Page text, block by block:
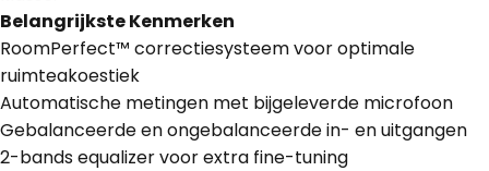
Belangrijkste Kenmerken
RoomPerfect™ correctiesysteem voor optimale
ruimteakoestiek
Automatische metingen met bijgeleverde microfoon
Gebalanceerde en ongebalanceerde in- en uitgangen
2-bands equalizer voor extra fine-tuning